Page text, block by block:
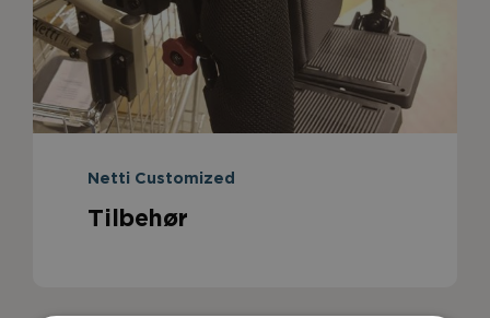
Netti Customized
Tilbehør